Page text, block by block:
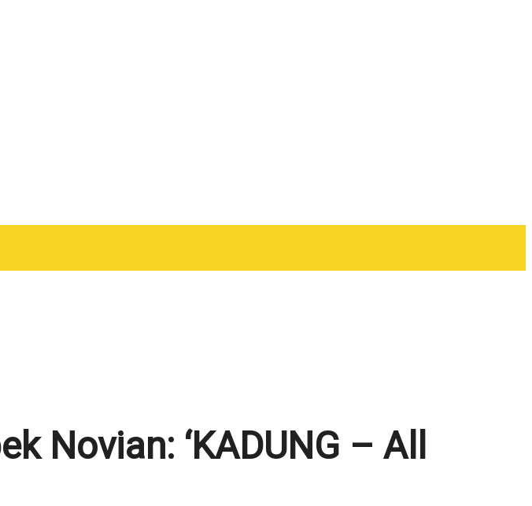
Novian: ‘KADUNG – All